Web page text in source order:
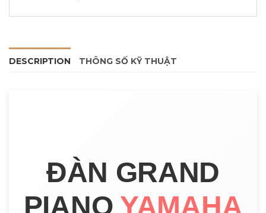
DESCRIPTION THÔNG SỐ KỸ THUẬT
ĐÀN GRAND
PIANO YAMAHA